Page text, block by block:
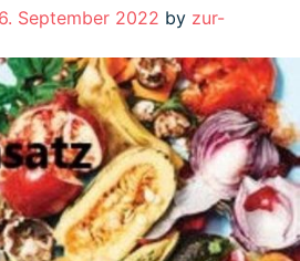
September 2022 by zur-